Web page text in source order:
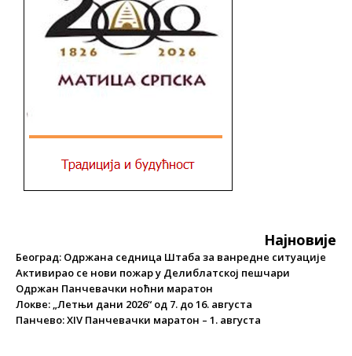
Најновије
Београд: Одржана седница Штаба за ванредне ситуације
Активирао се нови пожар у Делиблатској пешчари
Одржан Панчевачки ноћни маратон
Локве: „Летњи дани 2026“ од 7. до 16. августа
Панчево: XIV Панчевачки маратон – 1. августа